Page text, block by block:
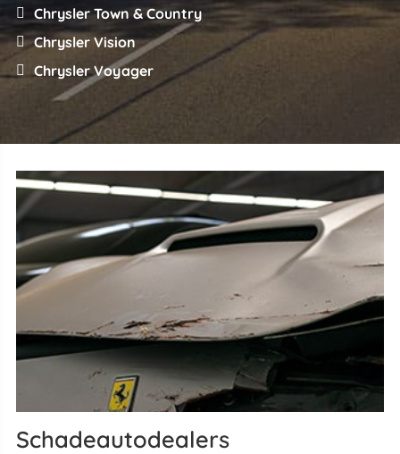
Chrysler Town & Country
Chrysler Vision
Chrysler Voyager
Schadeautodealers